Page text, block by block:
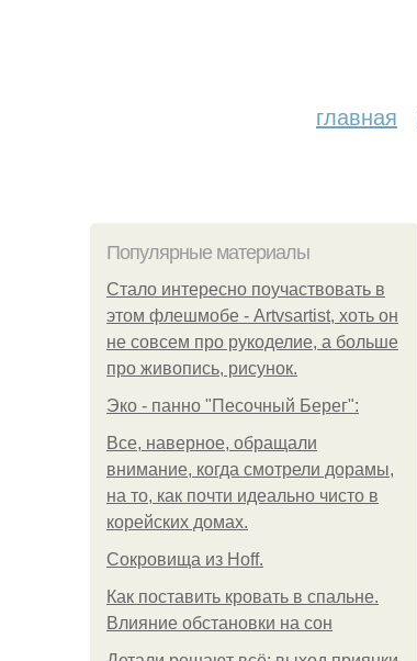
главная
Популярные материалы
Стало интересно поучаствовать в
этом флешмобе - Artvsartist, хоть он
не совсем про рукоделие, а больше
про живопись, рисунок.
Эко - панно "Песочный Берег":
Все, наверное, обращали
внимание, когда смотрели дорамы,
на то, как почти идеально чисто в
корейских домах.
Сокровища из Hoff.
Как поставить кровать в спальне.
Влияние обстановки на сон